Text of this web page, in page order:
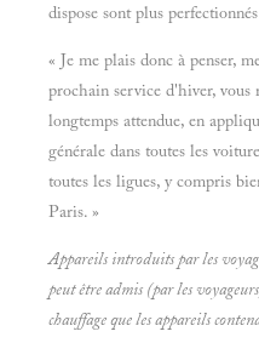
dispose sont plus
« Je me plais donc à penser,
prochain service d'hiver, vous
longtemps attendue, en
générale dans toutes les
toutes les ligues, y compris
Paris. »
Appareils introduits par les
peut être admis (par les
chauffage que les appareils